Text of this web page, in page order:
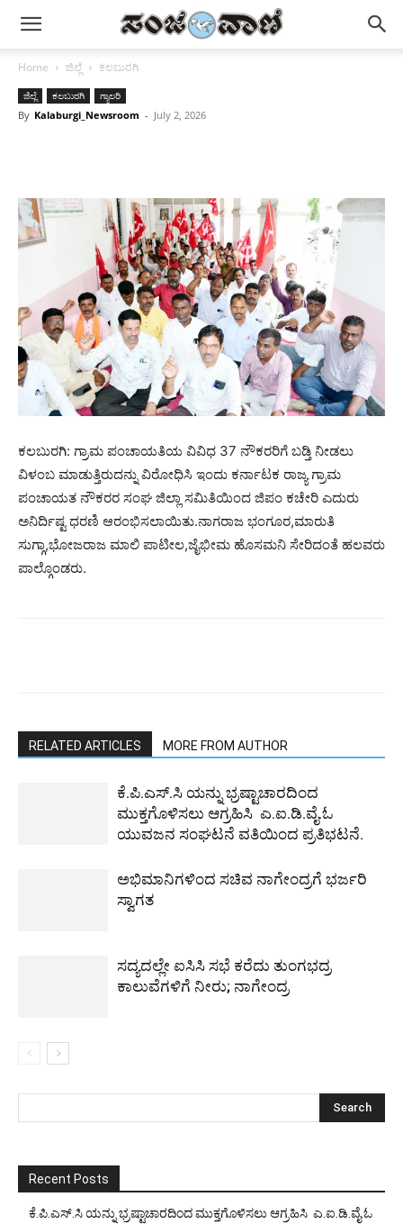
Home ಜಿಲ್ಲೆ ಕಲಬುರಗಿ
ಜಿಲ್ಲೆ ಕಲಬುರಗಿ ಗ್ಯಾಲರಿ
By Kalaburgi_Newsroom - July 2, 2026
ಕಲಬುರಗಿ: ಗ್ರಾಮ ಪಂಚಾಯತಿಯ ವಿವಿಧ 37 ನೌಕರರಿಗೆ ಬಡ್ತಿ ನೀಡಲು
ವಿಳಂಬ ಮಾಡುತ್ತಿರುದನ್ನು ವಿರೋಧಿಸಿ ಇಂದು ಕರ್ನಾಟಕ ರಾಜ್ಯ ಗ್ರಾಮ
ಪಂಚಾಯತ ನೌಕರರ ಸಂಘ ಜಿಲ್ಲಾ ಸಮಿತಿಯಿಂದ ಜಿಪಂ ಕಚೇರಿ ಎದುರು
ಅನಿರ್ದಿಷ್ಟ ಧರಣಿ ಆರಂಭಿಸಲಾಯಿತು.ನಾಗರಾಜ ಭಂಗೂರ,ಮಾರುತಿ
ಸುಗ್ಗಾ,ಭೋಜರಾಜ ಮಾಲಿ ಪಾಟೀಲ,ಜೈಭೀಮ ಹೊಸಮನಿ ಸೇರಿದಂತೆ ಹಲವರು
ಪಾಲ್ಗೊಂಡರು.
RELATED ARTICLES MORE FROM AUTHOR
ಕೆ.ಪಿ.ಎಸ್.ಸಿ ಯನ್ನು ಭ್ರಷ್ಟಾಚಾರದಿಂದ
ಮುಕ್ತಗೊಳಿಸಲು ಆಗ್ರಹಿಸಿ ಎ.ಐ.ಡಿ.ವೈ.ಓ
ಯುವಜನ ಸಂಘಟನೆ ವತಿಯಿಂದ ಪ್ರತಿಭಟನೆ.
ಅಭಿಮಾನಿಗಳಿಂದ ಸಚಿವ ನಾಗೇಂದ್ರಗೆ ಭರ್ಜರಿ
ಸ್ವಾಗತ
ಸದ್ಯದಲ್ಲೇ ಐಸಿಸಿ ಸಭೆ ಕರೆದು ತುಂಗಭದ್ರ
ಕಾಲುವೆಗಳಿಗೆ ನೀರು; ನಾಗೇಂದ್ರ
Recent Posts
ಕೆ.ಪಿ.ಎಸ್.ಸಿ ಯನ್ನು ಭ್ರಷ್ಟಾಚಾರದಿಂದ ಮುಕ್ತಗೊಳಿಸಲು ಆಗ್ರಹಿಸಿ ಎ.ಐ.ಡಿ.ವೈ.ಓ